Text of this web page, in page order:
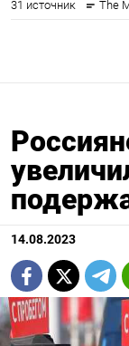
14.08.2023